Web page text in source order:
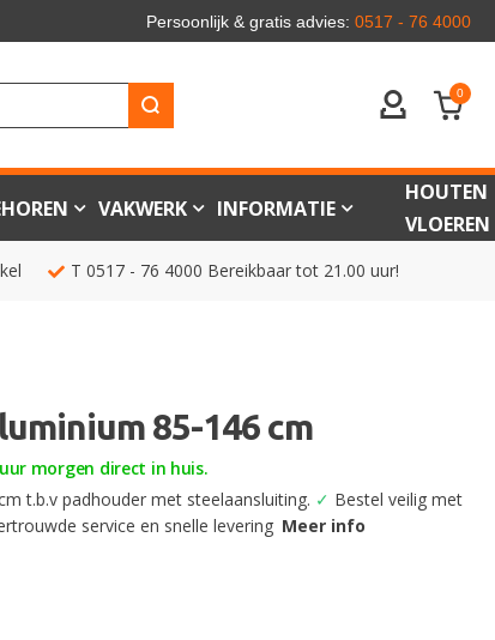
Persoonlijk & gratis advies: 0517 - 76 4000
ACCOUNT
0
VAKWERK INFORMATIE
HOUTEN
VLOEREN
T 0517 - 76 4000 Bereikbaar tot 21.00 uur!
85-146 cm
morgen direct in huis.
t.b.v padhouder met steelaansluiting. ✓ Bestel veilig met
service en snelle levering Meer info